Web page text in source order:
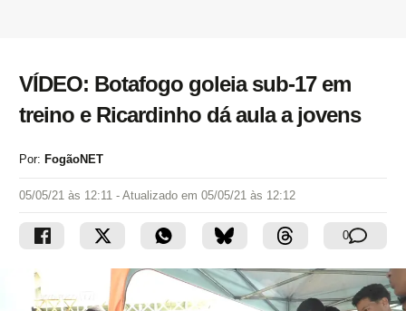
VÍDEO: Botafogo goleia sub-17 em
treino e Ricardinho dá aula a jovens
Por: FogãoNET
05/05/21 às 12:11 - Atualizado em 05/05/21 às 12:12
0